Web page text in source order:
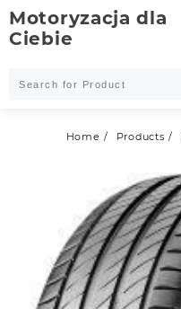
Skip
to
content
Motoryzacja dla
Ciebie
Home Products